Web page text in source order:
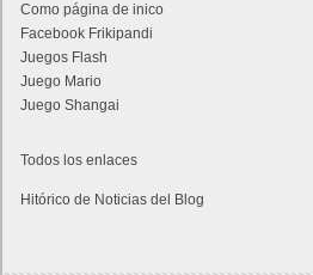
Como página de inico
Facebook Frikipandi
Juegos Flash
Juego Mario
Juego Shangai
Todos los enlaces
Hitórico de Noticias del Blog